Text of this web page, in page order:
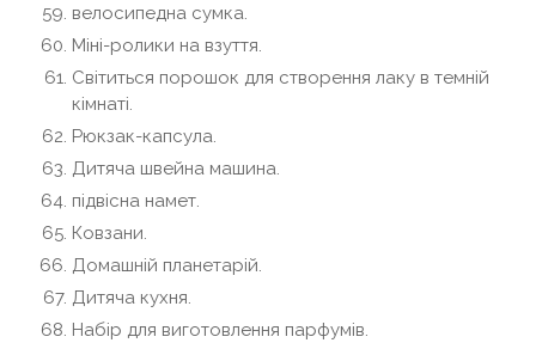
велосипедна сумка.
Міні-ролики на взуття.
Світиться порошок для створення лаку в темній
кімнаті.
Рюкзак-капсула.
Дитяча швейна машина.
підвісна намет.
Ковзани.
Домашній планетарій.
Дитяча кухня.
Набір для виготовлення парфумів.